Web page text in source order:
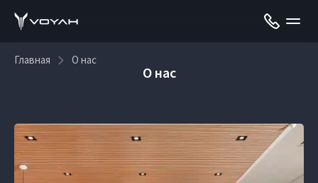
Главная О нас
О нас